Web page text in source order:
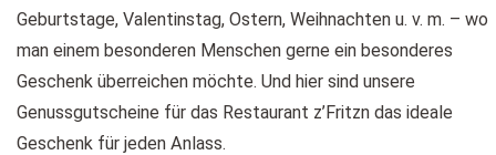
Geburtstage, Valentinstag, Ostern, Weihnachten u. v. m. – wo
man einem besonderen Menschen gerne ein besonderes
Geschenk überreichen möchte. Und hier sind unsere
Genussgutscheine für das Restaurant z’Fritzn das ideale
Geschenk für jeden Anlass.